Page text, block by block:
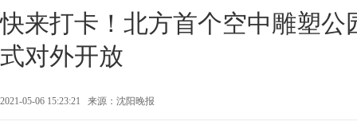
快来打卡！北方首个空中雕塑公
式对外开放
2021-05-06 15:23:21 来源： 沈阳晚报